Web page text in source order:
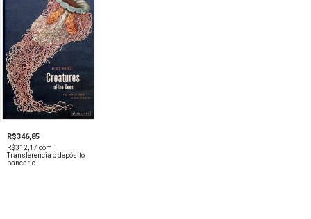
R$346,85
R$312,17 com
Transferencia o depósito
bancario